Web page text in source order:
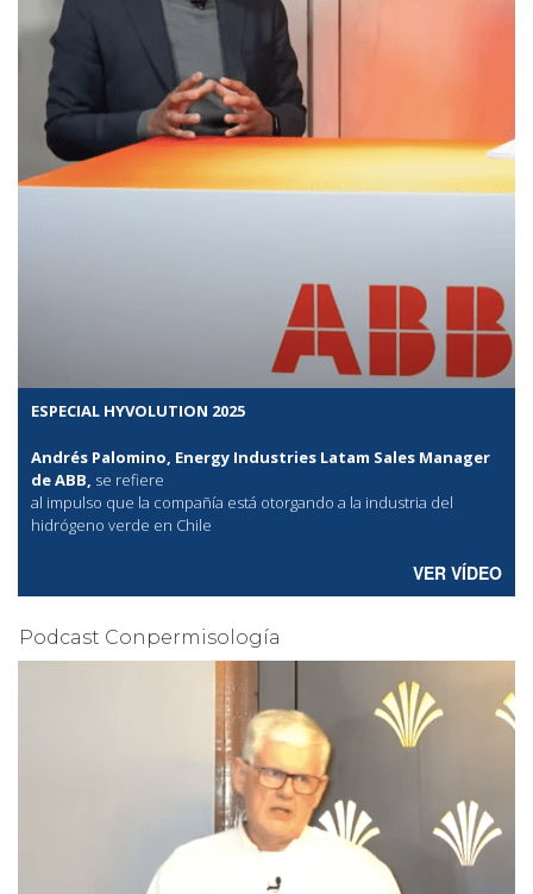
ESPECIAL HYVOLUTION 2025
Andrés Palomino, Energy Industries Latam Sales Manager
de ABB, se refiere
al impulso que la compañía está otorgando a la industria del
hidrógeno verde en Chile
VER VÍDEO
Podcast Conpermisología